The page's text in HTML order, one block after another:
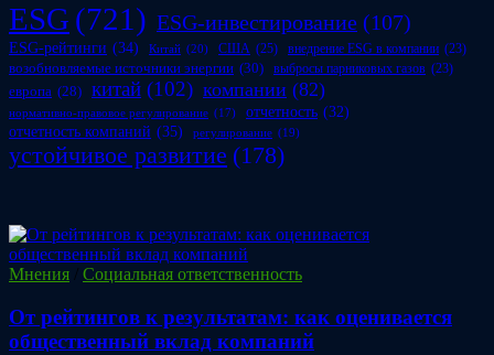
ESG (721) ESG-инвестирование (107)
ESG-рейтинги (34) Китай (20) США (25) внедрение ESG в компании (23)
возобновляемые источники энергии (30) выбросы парниковых газов (23)
европа (28) китай (102) компании (82)
нормативно-правовое регулирование (17) отчетность (32)
отчетность компаний (35) регулирование (19)
устойчивое развитие (178)
Мнения / Социальная ответственность
От рейтингов к результатам: как оценивается
общественный вклад компаний